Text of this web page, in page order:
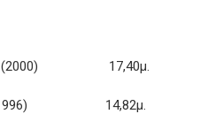
(2000) 17,40μ.
(1996) 14,82μ.